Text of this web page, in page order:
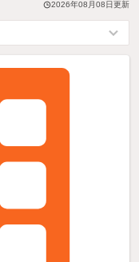
2026年08月08日更新